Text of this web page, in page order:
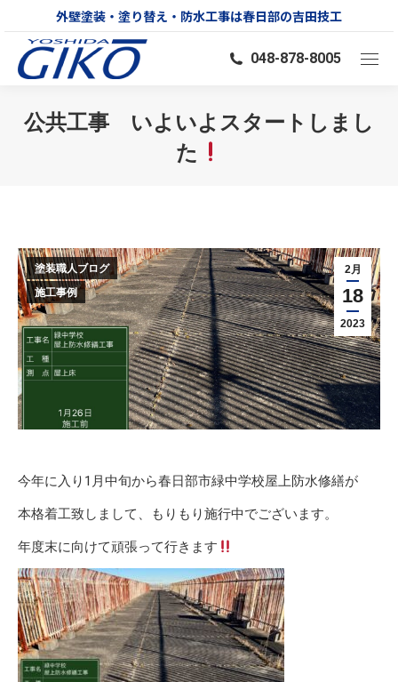
外壁塗装・塗り替え・防水工事は春日部の吉田技工
048-878-8005
公共工事 いよいよスタートしまし
た
2月
18
2023
塗装職人ブログ
施工事例
今年に入り1月中旬から春日部市緑中学校屋上防水修繕が
本格着工致しまして、もりもり施行中でございます。
年度末に向けて頑張って行きます